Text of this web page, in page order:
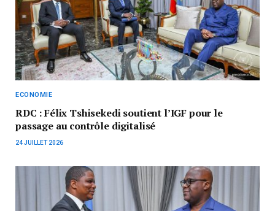
ECONOMIE
RDC : Félix Tshisekedi soutient l’IGF pour le
passage au contrôle digitalisé
24 JUILLET 2026